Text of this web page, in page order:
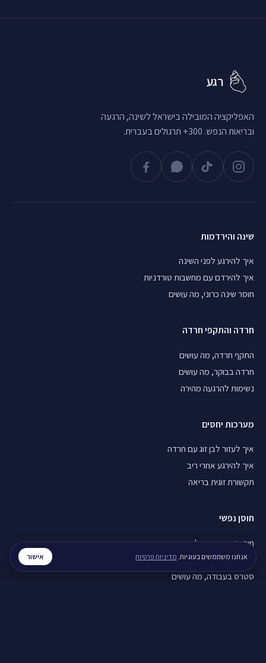
רגע
האפליקציה המובילה בישראל לשינה, הרגעה
ובריאות הנפש. 300+ תרגולים בעברית.
שינה והירדמות
איך להירגע לפני השינה
איך להירדם עם מחשבות טורדניות
חוסר שינה כרוני, מה עושים
חרדה והתקפי חרדה
התקף חרדה, מה עושים
חרדה בבוקר, מה עושים
נשימות להרגעה מהירה
מערכות יחסים
איך לעזור לבן זוג עם חרדה
איך להירגע אחרי ריב
תקשורת זוגית בריאה
חוסן נפשי
חוסן נפשי בזמן מלחמה
ויסות רגשי, איך מתרגלים
סטרס בעבודה, מה עושים
אנחנו משתמשים בעוגיות. מדיניות פרטיות אישור